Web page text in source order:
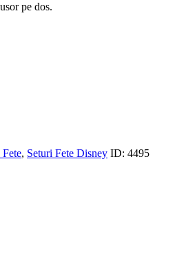
pe dos.
Fete, Seturi Fete Disney ID: 4495